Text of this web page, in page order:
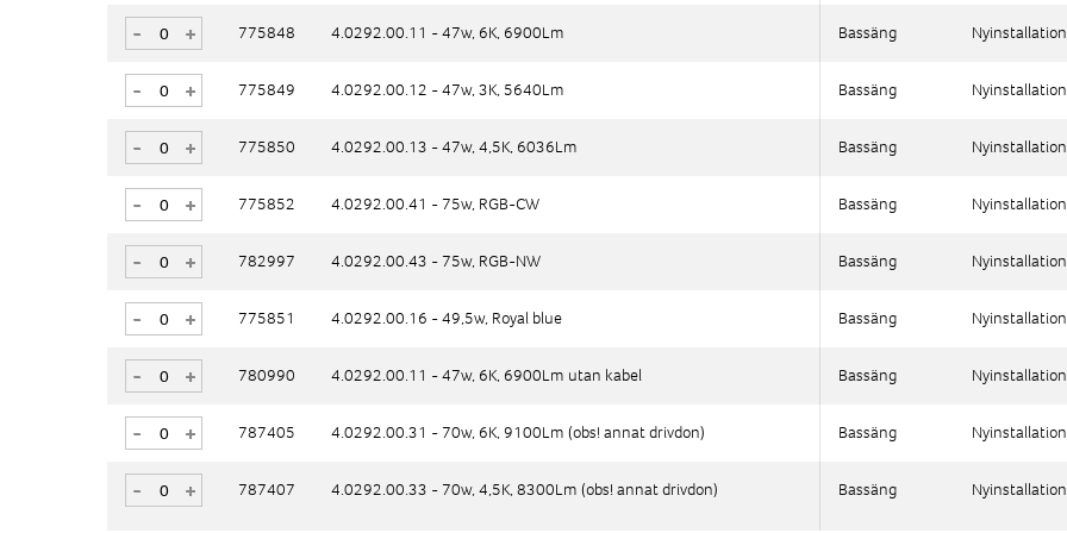
+
- 775848 4.0292.00.11 - 47w, 6K, 6900Lm Bassäng
+
- 775849 4.0292.00.12 - 47w, 3K, 5640Lm Bassäng
+
- 775850 4.0292.00.13 - 47w, 4,5K, 6036Lm Bassäng
+
- 775852 4.0292.00.41 - 75w, RGB-CW Bassäng
+
- 782997 4.0292.00.43 - 75w, RGB-NW Bassäng
+
- 775851 4.0292.00.16 - 49,5w, Royal blue Bassäng
+
- 780990 4.0292.00.11 - 47w, 6K, 6900Lm utan kabel Bassäng
+
- 787405 4.0292.00.31 - 70w, 6K, 9100Lm (obs! annat drivdon) Bassäng
+
- 787407 4.0292.00.33 - 70w, 4,5K, 8300Lm (obs! annat drivdon) Bassäng
+
- 775848 4.0292.00.11 - 47w, 6K, 6900Lm Bassäng
+
- 775849 4.0292.00.12 - 47w, 3K, 5640Lm Bassäng
+
- 775850 4.0292.00.13 - 47w, 4,5K, 6036Lm Bassäng
+
- 775852 4.0292.00.41 - 75w, RGB-CW Bassäng
+
- 782997 4.0292.00.43 - 75w, RGB-NW Bassäng
+
- 775851 4.0292.00.16 - 49,5w, Royal blue Bassäng
+
- 780990 4.0292.00.11 - 47w, 6K, 6900Lm utan kabel Bassäng
+
- 787405 4.0292.00.31 - 70w, 6K, 9100Lm (obs! annat drivdon) Bassäng
+
- 787407 4.0292.00.33 - 70w, 4,5K, 8300Lm (obs! annat drivdon) Bassäng